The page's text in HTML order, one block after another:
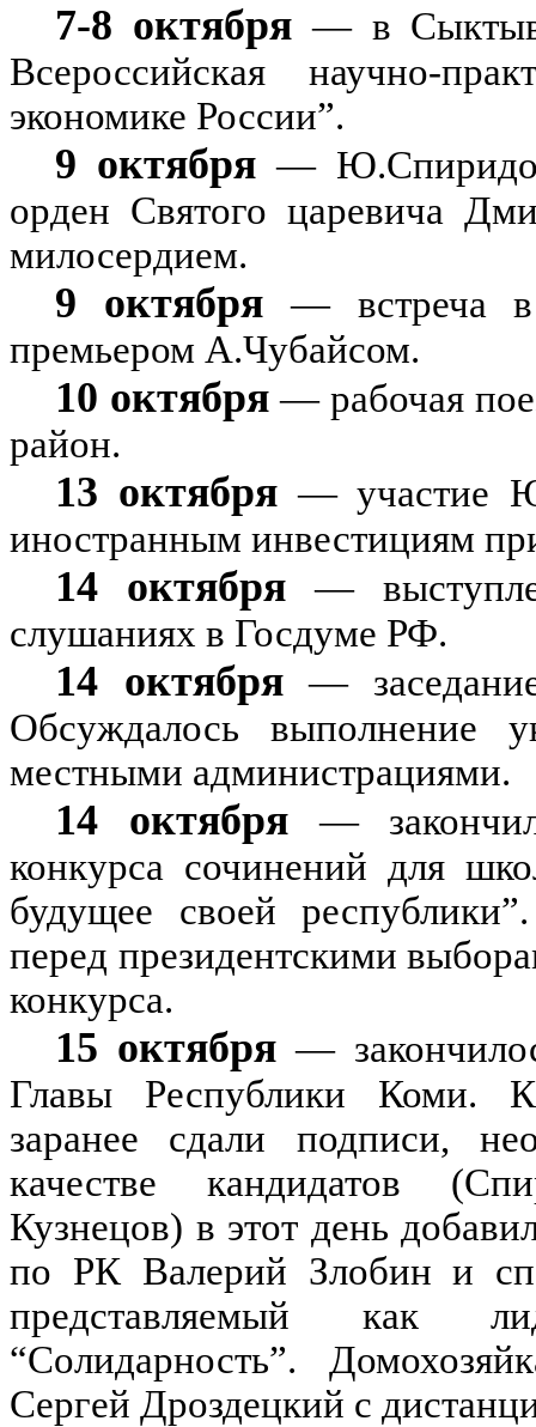
7-8 октября — в
Всероссийская научно-
экономике России”.
9 октября —
орден Святого царевича
милосердием.
9 октября — встреча
премьером А.Чубайсом.
10 октября— рабочая
район.
13 октября — участие
иностранным инвестициям
14 октября —
слушаниях в Госдуме РФ.
14 октября— заседание
Обсуждалось выполнение
местными администрациями.
14 октября —
конкурса сочинений для
будущее своей
перед президентскими
конкурса.
15 октября —
Главы Республики Коми.
заранее сдали подписи,
качестве кандидатов
Кузнецов) в этот день
по РК Валерий Злобин и
представляемый как
“Солидарность”.
Сергей Дроздецкий с